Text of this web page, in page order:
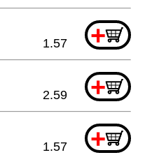
+
1.57
+
2.59
+
1.57